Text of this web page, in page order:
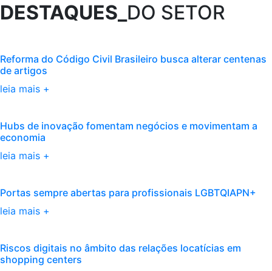
DESTAQUES_ DO SETOR
Reforma do Código Civil Brasileiro busca alterar centenas
de artigos
leia mais +
Hubs de inovação fomentam negócios e movimentam a
economia
leia mais +
Portas sempre abertas para profissionais LGBTQIAPN+
leia mais +
Riscos digitais no âmbito das relações locatícias em
shopping centers